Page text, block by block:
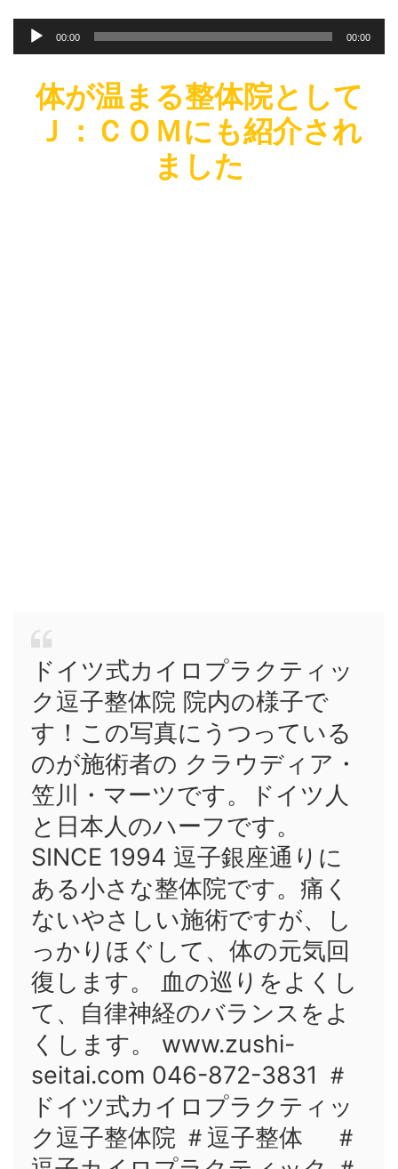
00:00 00:00
体が温まる整体院として
Ｊ：ＣＯＭにも紹介され
ました
ドイツ式カイロプラクティッ
ク逗子整体院 院内の様子で
す！この写真にうつっている
のが施術者の クラウディア・
笠川・マーツです。ドイツ人
と日本人のハーフです。
SINCE 1994 逗子銀座通りに
ある小さな整体院です。痛く
ないやさしい施術ですが、し
っかりほぐして、体の元気回
復します。 血の巡りをよくし
て、自律神経のバランスをよ
くします。 www.zushi-
seitai.com 046-872-3831 ＃
ドイツ式カイロプラクティッ
ク逗子整体院 ＃逗子整体 ＃